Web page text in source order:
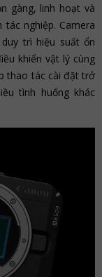
gàng, linh hoạt và
nghiệp. Camera
trì hiệu suất ổn
khiển vật lý cùng
thao tác cài đặt trở
tình huống khác